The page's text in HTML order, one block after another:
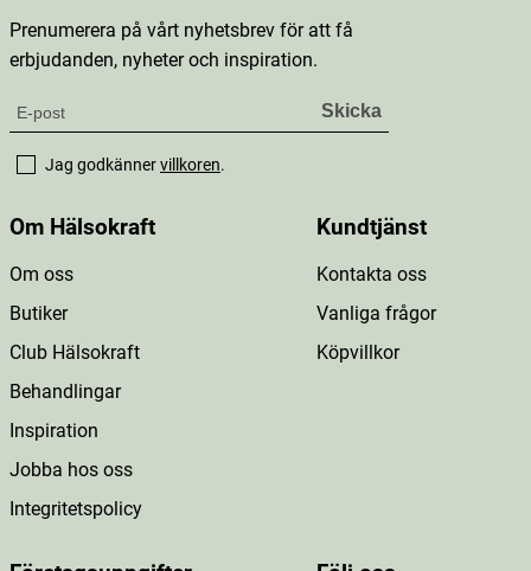
Prenumerera på vårt nyhetsbrev för att få
erbjudanden, nyheter och inspiration.
Jag godkännervillkoren.
Om Hälsokraft
Om oss
Butiker
Club Hälsokraft
Behandlingar
Inspiration
Jobba hos oss
Integritetspolicy
Kundtjänst
Kontakta oss
Vanliga frågor
Köpvillkor